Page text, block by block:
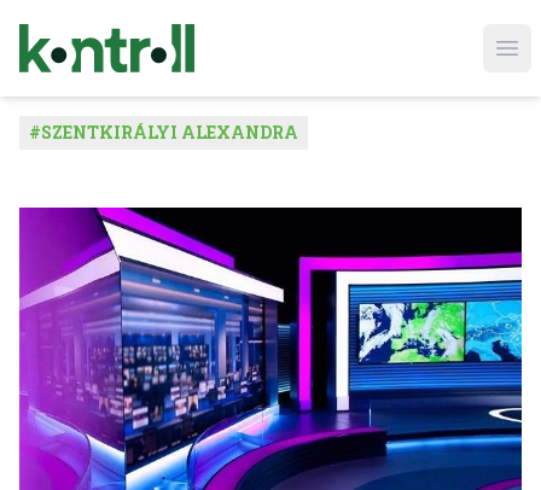
#SZENTKIRÁLYI ALEXANDRA